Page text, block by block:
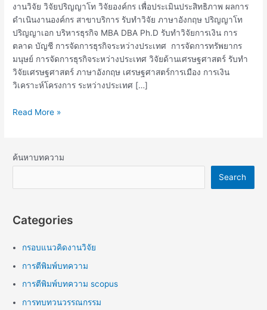
งานวิจัย วิจัยปริญญาโท วิจัยองค์กร เพื่อประเมินประสิทธิภาพ ผลการ
ดำเนินงานองค์กร สาขาบริการ รับทำวิจัย ภาษาอังกฤษ ปริญญาโท
ปริญญาเอก บริหารธุรกิจ MBA DBA Ph.D รับทำวิจัยการเงิน การ
ตลาด บัญชี การจัดการธุรกิจระหว่างประเทศ การจัดการทรัพยากร
มนุษย์ การจัดการธุรกิจระหว่างประเทศ วิจัยด้านเศรษฐศาสตร์ รับทำ
วิจัยเศรษฐศาสตร์ ภาษาอังกฤษ เศรษฐศาสตร์การเมือง การเงิน
วิเคราะห์โครงการ ระหว่างประเทศ […]
Read More »
ค้นหาบทความ
Search
Categories
กรอบแนวคิดงานวิจัย
การตีพิมพ์บทความ
การตีพิมพ์บทความ scopus
การทบทวนวรรณกรรม